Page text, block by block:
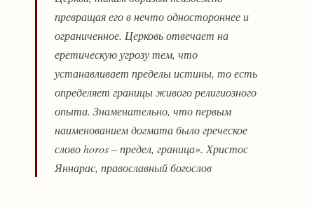
превращая его в нечто одностороннее и
ограниченное. Церковь отвечает на
еретическую угрозу тем, что
устанавливает пределы истины, то есть
определяет границы живого религиозного
опыта. Знаменательно, что первым
наименованием догмата было греческое
слово horos – предел, граница». Христос
Яннарас, православный богослов